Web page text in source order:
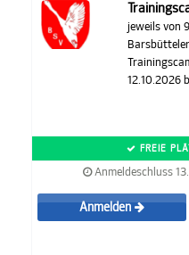
jeweils von
12.10.2026
FREIE
Anmeldeschluss
Anmelden